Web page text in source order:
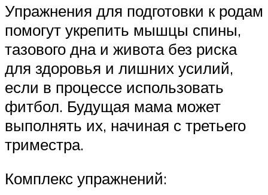
Упражнения для подготовки к родам
помогут укрепить мышцы спины,
тазового дна и живота без риска
для здоровья и лишних усилий,
если в процессе использовать
фитбол. Будущая мама может
выполнять их, начиная с третьего
триместра.
Комплекс упражнений: